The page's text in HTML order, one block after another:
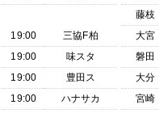
19:00
三協F柏
19:00
味スタ
19:00
豊田ス
19:00
ハナサカ
藤枝
大宮
磐田
大分
宮崎